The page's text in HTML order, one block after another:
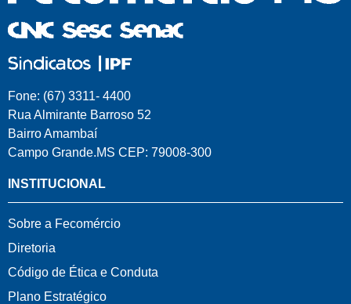
Fone: (67) 3311- 4400
Rua Almirante Barroso 52
Bairro Amambaí
Campo Grande.MS CEP: 79008-300
INSTITUCIONAL
Sobre a Fecomércio
Diretoria
Código de Ética e Conduta
Plano Estratégico